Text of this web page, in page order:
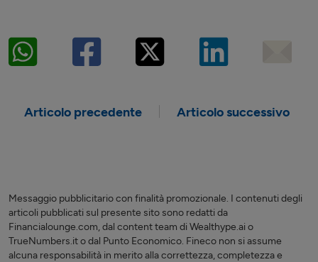
Articolo precedente Articolo successivo
Messaggio pubblicitario con finalità promozionale. I contenuti degli
articoli pubblicati sul presente sito sono redatti da
Financialounge.com, dal content team di Wealthype.ai o
TrueNumbers.it o dal Punto Economico. Fineco non si assume
alcuna responsabilità in merito alla correttezza, completezza e